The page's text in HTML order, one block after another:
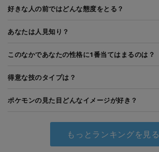
好きな人の前ではどんな態度をとる？
あなたは人見知り？
このなかであなたの性格に1番当てはまるのは？
得意な技のタイプは？
ポケモンの見た目どんなイメージが好き？
もっとランキングを見る